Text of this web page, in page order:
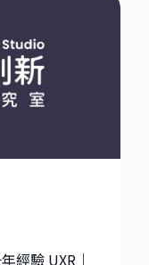
UX Studio 引鹿
經驗 UXR｜